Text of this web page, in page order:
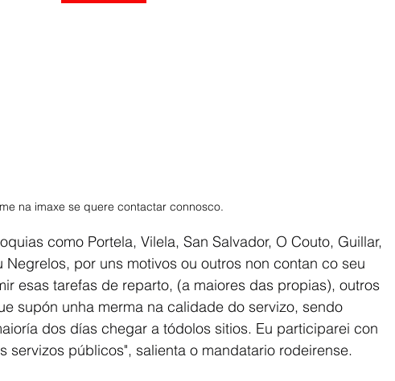
na imaxe se quere contactar connosco.
como Portela, Vilela, San Salvador, O Couto, Guillar,
Negrelos, por uns motivos ou outros non contan co seu
esas tarefas de reparto, (a maiores das propias), outros
supón unha merma na calidade do servizo, sendo
dos días chegar a tódolos sitios. Eu participarei con
servizos públicos", salienta o mandatario rodeirense.